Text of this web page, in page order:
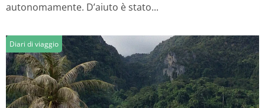
autonomamente. D’aiuto è stato...
Diari di viaggio